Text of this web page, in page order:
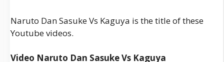
Naruto Dan Sasuke Vs Kaguya is the title of these
Youtube videos.
Video Naruto Dan Sasuke Vs Kaguya